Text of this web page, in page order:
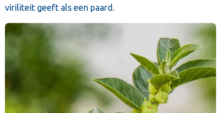
viriliteit geeft als een paard.